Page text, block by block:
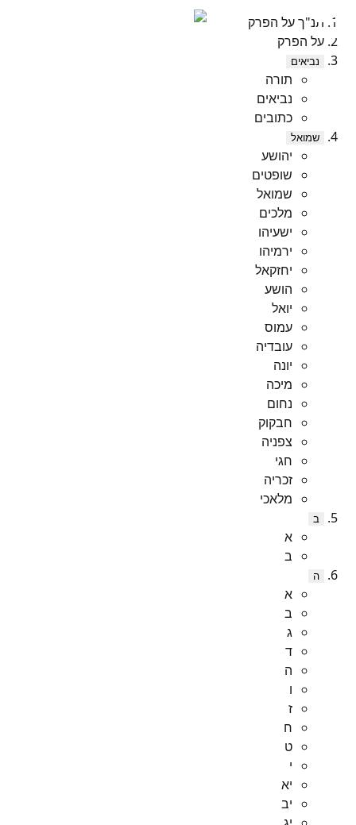
תנ"ך על הפרק
על הפרק
נביאים
תורה
נביאים
כתובים
שמואל
יהושע
שופטים
שמואל
מלכים
ישעיהו
ירמיהו
יחזקאל
הושע
יואל
עמוס
עובדיה
יונה
מיכה
נחום
חבקוק
צפניה
חגי
זכריה
מלאכי
ב
א
ב
ה
א
ב
ג
ד
ה
ו
ז
ח
ט
י
יא
יב